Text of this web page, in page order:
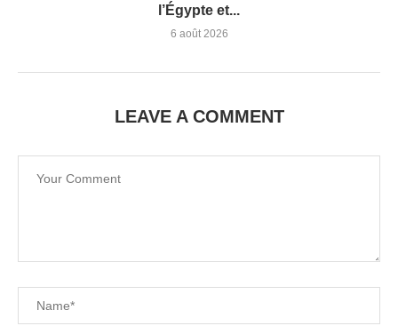
l’Égypte et...
6 août 2026
LEAVE A COMMENT